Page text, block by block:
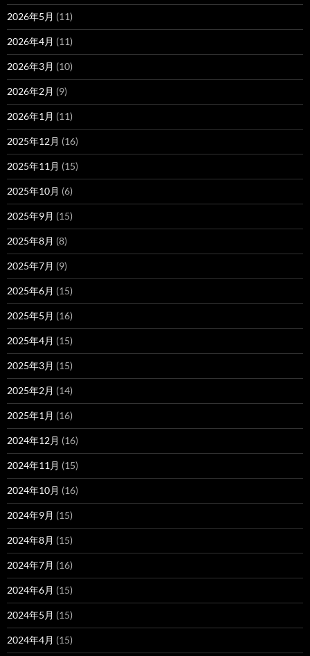
2026年5月 (11)
2026年4月 (11)
2026年3月 (10)
2026年2月 (9)
2026年1月 (11)
2025年12月 (16)
2025年11月 (15)
2025年10月 (6)
2025年9月 (15)
2025年8月 (8)
2025年7月 (9)
2025年6月 (15)
2025年5月 (16)
2025年4月 (15)
2025年3月 (15)
2025年2月 (14)
2025年1月 (16)
2024年12月 (16)
2024年11月 (15)
2024年10月 (16)
2024年9月 (15)
2024年8月 (15)
2024年7月 (16)
2024年6月 (15)
2024年5月 (15)
2024年4月 (15)